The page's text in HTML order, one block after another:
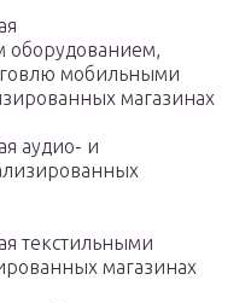
оборудованием,
мобильными
магазинах
аудио- и
текстильными
магазинах